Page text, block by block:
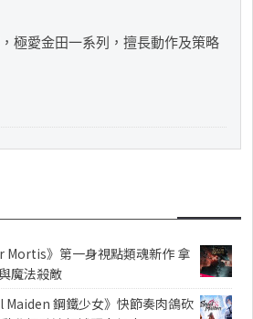
極愛金田一系列，擅長動作及策略
Mortis》第一身視點類魂新作 拿
魔法殺敵
Maiden 鋼鐵少女》快節奏肉鴿砍